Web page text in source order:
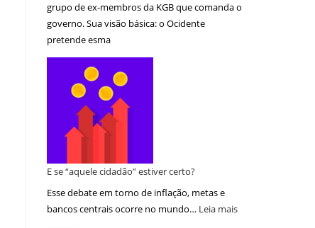
grupo de ex-membros da KGB que comanda o
governo. Sua visão básica: o Ocidente
pretende esma
E se “aquele cidadão” estiver certo?
Esse debate em torno de inflação, metas e
bancos centrais ocorre no mundo… Leia mais